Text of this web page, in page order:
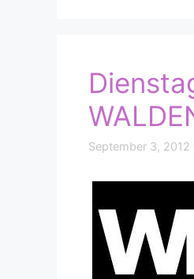
September 3, 2012